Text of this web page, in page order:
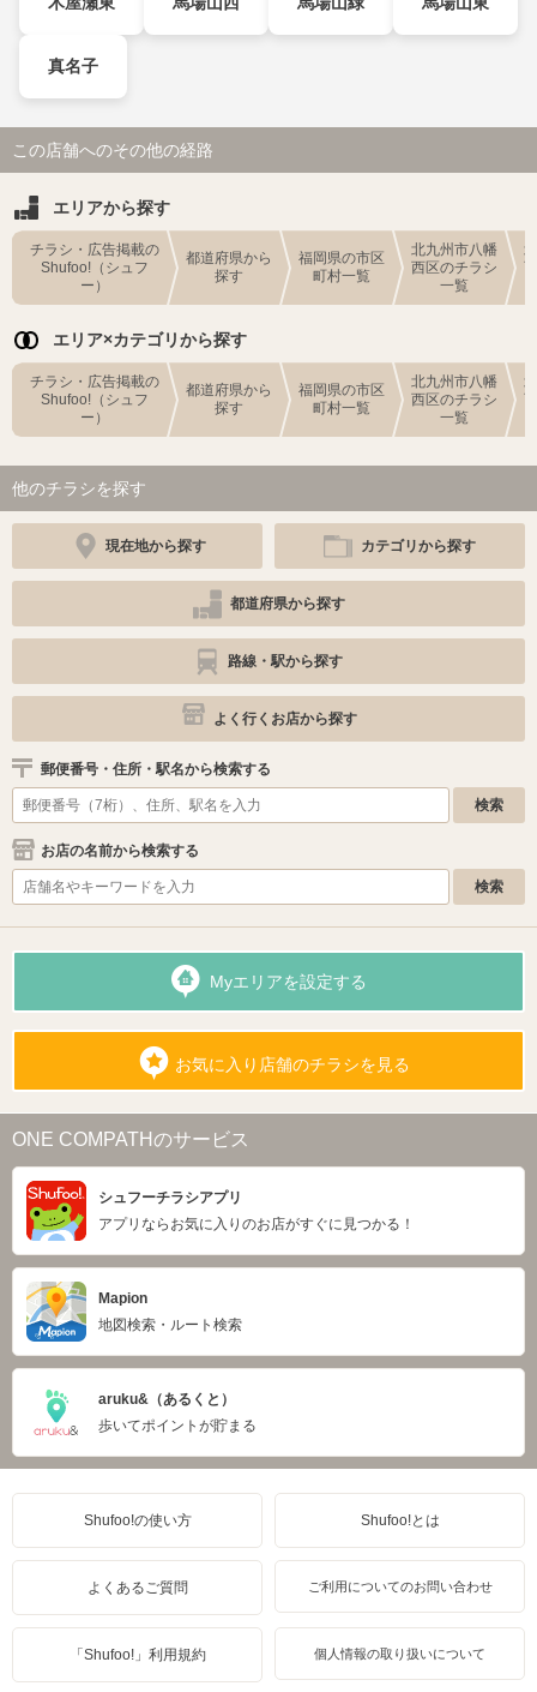
真名子
この店舗へのその他の経路
エリアから探す
チラシ・広告掲載の
Shufoo!（シュフ
ー）
都道府県から
探す
福岡県の市区
町村一覧
北九州市八幡
西区のチラシ
一覧
エリア×カテゴリから探す
チラシ・広告掲載の
Shufoo!（シュフ
ー）
都道府県から
探す
福岡県の市区
町村一覧
北九州市八幡
西区のチラシ
一覧
他のチラシを探す
現在地から探す カテゴリから探す
都道府県から探す
路線・駅から探す
よく行くお店から探す
郵便番号・住所・駅名から検索する
お店の名前から検索する
Myエリアを設定する
お気に入り店舗のチラシを見る
ONE COMPATHのサービス
シュフーチラシアプリ
アプリならお気に入りのお店がすぐに見つかる！
Mapion
地図検索・ルート検索
aruku&（あるくと）
歩いてポイントが貯まる
Shufoo!の使い方 Shufoo!とは
よくあるご質問 ご利用についてのお問い合わせ
「Shufoo!」利用規約 個人情報の取り扱いについて